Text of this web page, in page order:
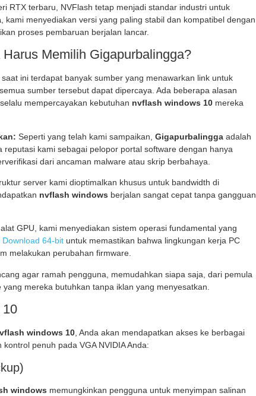
RTX terbaru, NVFlash tetap menjadi standar industri untuk
, kami menyediakan versi yang paling stabil dan kompatibel dengan
proses pembaruan berjalan lancar.
Memilih Gigapurbalingga?
ini terdapat banyak sumber yang menawarkan link untuk
sumber tersebut dapat dipercaya. Ada beberapa alasan
mempercayakan kebutuhan nvflash windows 10 mereka
Seperti yang telah kami sampaikan, Gigapurbalingga adalah
reputasi kami sebagai pelopor portal software dengan hanya
dari ancaman malware atau skrip berbahaya.
server kami dioptimalkan khusus untuk bandwidth di
nvflash windows berjalan sangat cepat tanpa gangguan
GPU, kami menyediakan sistem operasi fundamental yang
64-bit untuk memastikan bahwa lingkungan kerja PC
melakukan perubahan firmware.
agar ramah pengguna, memudahkan siapa saja, dari pemula
mereka butuhkan tanpa iklan yang menyesatkan.
10
windows 10, Anda akan mendapatkan akses ke berbagai
penuh pada VGA NVIDIA Anda:
windows memungkinkan pengguna untuk menyimpan salinan